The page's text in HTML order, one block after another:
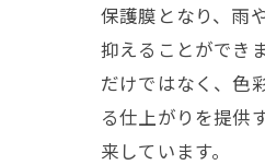
保護膜となり、雨
抑えることができ
だけではなく、色
る仕上がりを提供
来しています。